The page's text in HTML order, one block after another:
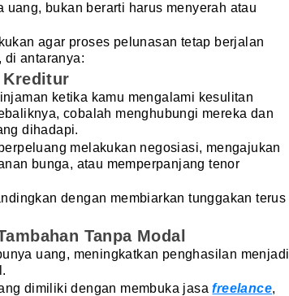
uang, bukan berarti harus menyerah atau
agar proses pelunasan tetap berjalan
di antaranya:
Kreditur
ketika kamu mengalami kesulitan
cobalah menghubungi mereka dan
dihadapi.
melakukan negosiasi, mengajukan
bunga, atau memperpanjang tenor
dengan membiarkan tunggakan terus
Tanpa Modal
uang, meningkatkan penghasilan menjadi
dimiliki dengan membuka jasafreelance,